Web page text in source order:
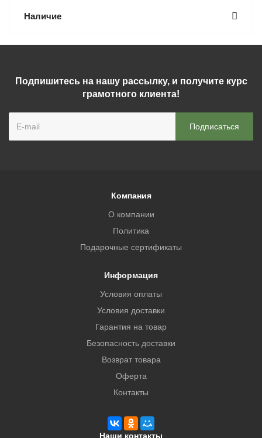
Наличие
Подпишитесь на нашу рассылку, и получите курс
грамотного клиента!
Компания
О компании
Политика
Подарочные сертификаты
Информация
Условия оплаты
Условия доставки
Гарантия на товар
Безопасность доставки
Возврат товара
Оферта
Контакты
Наши контакты